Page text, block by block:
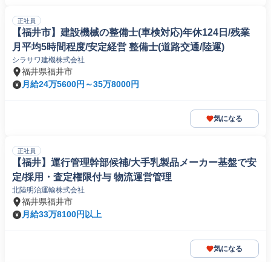
正社員
【福井市】建設機械の整備士(車検対応)年休124日/残業
月平均5時間程度/安定経営 整備士(道路交通/陸運)
シラサワ建機株式会社
福井県福井市
月給24万5600円～35万8000円
気になる
正社員
【福井】運行管理幹部候補/大手乳製品メーカー基盤で安
定/採用・査定権限付与 物流運営管理
北陸明治運輸株式会社
福井県福井市
月給33万8100円以上
気になる